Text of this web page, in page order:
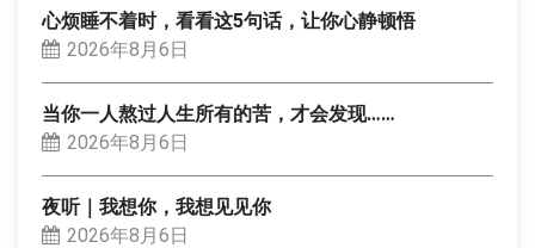
心烦睡不着时，看看这5句话，让你心静顿悟
2026年8月6日
当你一人熬过人生所有的苦，才会发现……
2026年8月6日
夜听｜我想你，我想见见你
2026年8月6日